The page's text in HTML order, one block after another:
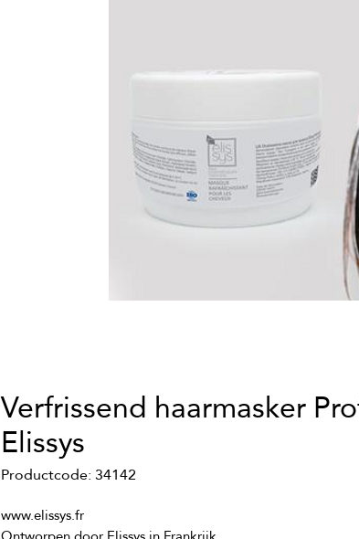
Verfrissend haarmasker
Elissys
Productcode: 34142